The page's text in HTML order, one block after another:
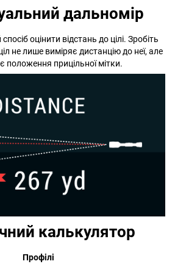
дальномір
оцінити відстань до цілі. Зробіть
не лише виміряє дистанцію до неї, але
положення прицільної мітки.
калькулятор
Профілі